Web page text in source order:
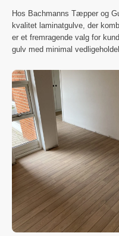
Hos Bachmanns Tæpper og
kvalitet laminatgulve, der
er et fremragende valg for
gulv med minimal